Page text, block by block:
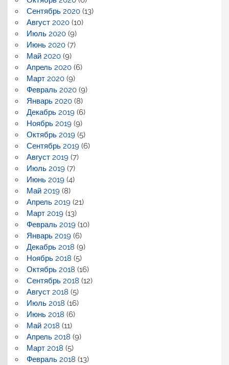
Сентябрь 2020(13)
Август 2020(10)
Июль 2020(9)
Июнь 2020(7)
Май 2020(9)
Апрель 2020(6)
Март 2020(9)
Февраль 2020(9)
Январь 2020(8)
Декабрь 2019(6)
Ноябрь 2019(9)
Октябрь 2019(5)
Сентябрь 2019(6)
Август 2019(7)
Июль 2019(7)
Июнь 2019(4)
Май 2019(8)
Апрель 2019(21)
Март 2019(13)
Февраль 2019(10)
Январь 2019(6)
Декабрь 2018 (9)
Ноябрь 2018 (5)
Октябрь 2018 (16)
Сентябрь 2018 (12)
Август 2018 (5)
Июль 2018 (16)
Июнь 2018 (6)
Май 2018 (11)
Апрель 2018 (9)
Март 2018 (5)
Февраль 2018 (13)